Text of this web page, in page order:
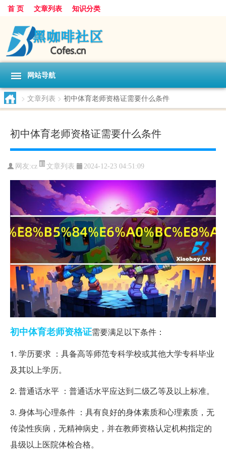
首 页 文章列表 知识分类
网站导航
> 文章列表 > 初中体育老师资格证需要什么条件
初中体育老师资格证需要什么条件
网友:cz 文章列表 2024-12-23 04:51:09
初中体育老师资格证需要满足以下条件：
1. 学历要求 ：具备高等师范专科学校或其他大学专科毕业
及其以上学历。
2. 普通话水平 ：普通话水平应达到二级乙等及以上标准。
3. 身体与心理条件 ：具有良好的身体素质和心理素质，无
传染性疾病，无精神病史，并在教师资格认定机构指定的
县级以上医院体检合格。